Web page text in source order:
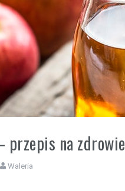
przepis na zdrowie
Waleria